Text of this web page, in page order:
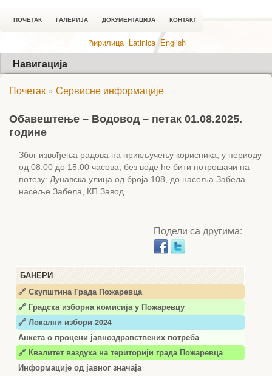
ПОЧЕТАК ГАЛЕРИЈА ДОКУМЕНТАЦИЈА КОНТАКТ
ћирилица Latinica English
Навигација
БАНЕРИ
🔗 Скупштина Града Пожаревца
🔗 Градска изборна комисија у Пожаревцу
🔗 Локални избори 2024
Анкета о процени јавноздравствених потреба
🔗 Квалитет ваздуха на територији града Пожаревца
Информације од јавног значаја
Почетак » Сервисне информације
Обавештење – Водовод – петак 01.08.2025.
године
Због извођења радова на прикључењу корисника, у периоду
од 08:00 до 15:00 часова, без воде ће бити потрошачи на
потезу: Дунавска улица од броја 108, до насеља Забела,
насеље Забела, КП Завод.
Подели са другима: